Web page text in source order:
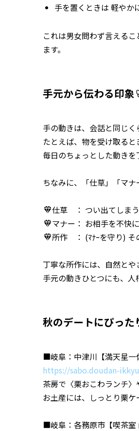
手を置くときは 軽やか
これは男女問わず言える
ます。
手元から伝わる印象
手の動きは、会話と同じく
たとえば、物を受け取る
毎日のちょっとした動き
ちなみに、「仕草」「マナ
仕草 ： つい出てしま
マナー： お相手を不快
所作 ： (ﾏﾅｰを守り) そ
丁寧な所作には、自然とや
手元の動きひとつにも、人
秋のデートにぴった
■岐阜：中津川【満天星一
https://sabo.doudan-
茶房で〈栗おこわランチ〉
お土産には、しっとり栗ケ
■岐阜：各務原市【喫茶室